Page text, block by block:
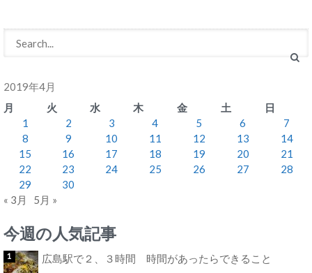
2019年4月
月
火 水 木 金 土
日
1
2 3 4 5 6
7
8
9 10 11 12 13
14
15
16 17 18 19 20
21
22
23 24 25 26 27
28
29
30
« 3月
5月 »
今週の人気記事
広島駅で２、３時間 時間があったらできること